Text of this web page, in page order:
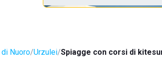
Nuoro Urzulei Spiagge con corsi di